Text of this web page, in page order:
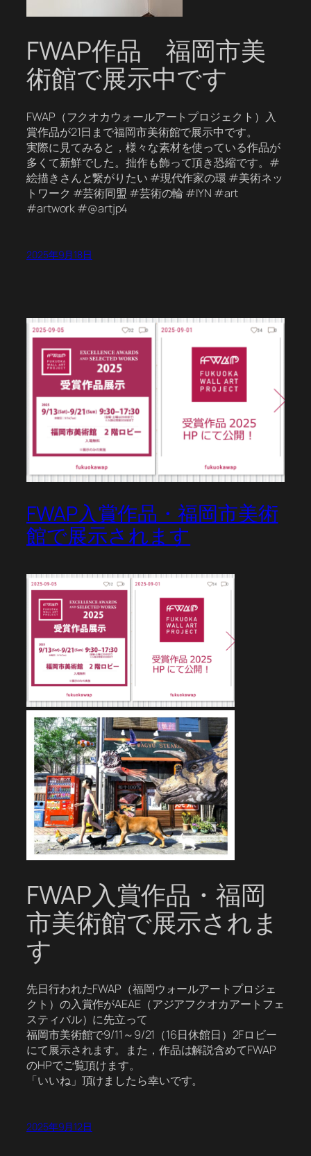
FWAP作品 福岡市美
術館で展示中です
FWAP（フクオカウォールアートプロジェクト）入
賞作品が21日まで福岡市美術館で展示中です。
実際に見てみると，様々な素材を使っている作品が
多くて新鮮でした。拙作も飾って頂き恐縮です。#
絵描きさんと繋がりたい #現代作家の環 #美術ネッ
トワーク #芸術同盟 #芸術の輪 #IYN #art
#artwork #@artjp4
2025年9月18日
FWAP入賞作品・福岡市美術
館で展示されます
FWAP入賞作品・福岡
市美術館で展示されま
す
先日行われたFWAP（福岡ウォールアートプロジェ
クト）の入賞作がAEAE（アジアフクオカアートフェ
スティバル）に先立って
福岡市美術館で9/11～9/21（16日休館日）2Fロビー
にて展示されます。また，作品は解説含めてFWAP
のHPでご覧頂けます。
「いいね」頂けましたら幸いです。
2025年9月12日